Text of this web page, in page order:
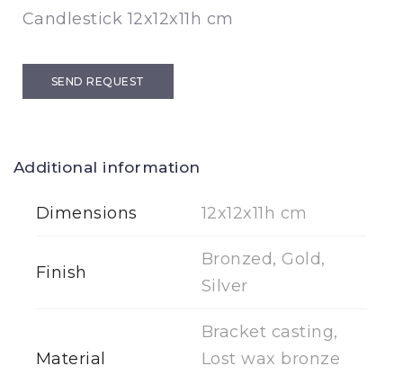
Candlestick 12x12x11h cm
SEND REQUEST
Additional information
Dimensions 12x12x11h cm
Finish
Bronzed, Gold,
Silver
Material
Bracket casting,
Lost wax bronze